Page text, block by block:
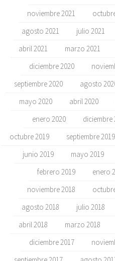
noviembre 2021
agosto 2021
julio 2021
abril 2021
marzo 2021
diciembre 2020
septiembre 2020
agosto
mayo 2020
abril 2020
enero 2020
diciembre
octubre 2019
septiembre 2019
junio 2019
mayo 2019
febrero 2019
enero
noviembre 2018
agosto 2018
julio 2018
abril 2018
marzo 2018
diciembre 2017